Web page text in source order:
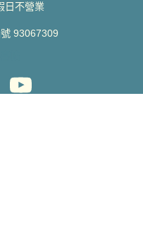
日不營業
93067309